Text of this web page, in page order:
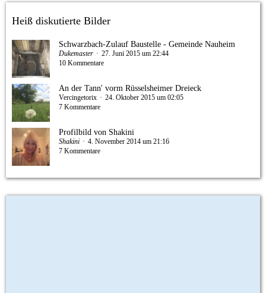
Heiß diskutierte Bilder
Schwarzbach-Zulauf Baustelle - Gemeinde Nauheim
Dukemaster
27. Juni 2015 um 22:44
10 Kommentare
An der Tann' vorm Rüsselsheimer Dreieck
Vercingetorix
24. Oktober 2015 um 02:05
7 Kommentare
Profilbild von Shakini
Shakini
4. November 2014 um 21:16
7 Kommentare